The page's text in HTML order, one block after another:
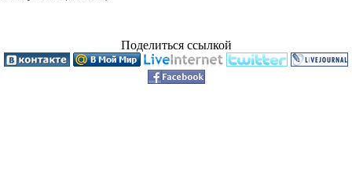
Поделиться ссылкой